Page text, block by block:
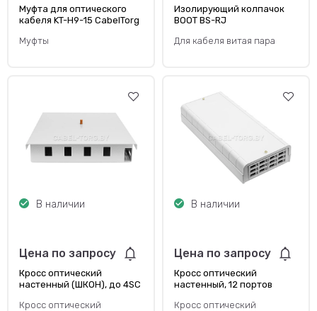
Муфта для оптического
кабеля KT-H9-15 CabelTorg
Муфты
Изолирующий колпачок
BOOT BS-RJ
Для кабеля витая пара
В наличии
Цена по запросу
Кросс оптический
настенный (ШКОН), до 4SC
Кросс оптический
В наличии
Цена по запросу
Кросс оптический
настенный, 12 портов
Кросс оптический